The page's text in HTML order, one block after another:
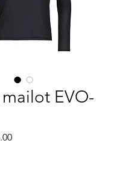
EVO-
Sale